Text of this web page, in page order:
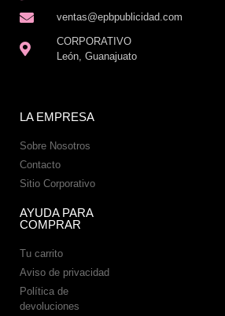
ventas@epbpublicidad.com
CORPORATIVO
León, Guanajuato
LA EMPRESA
Sobre Nosotros
Contacto
Sitio Corporativo
AYUDA PARA
COMPRAR
Tu carrito
Aviso de privacidad
Política de
devoluciones